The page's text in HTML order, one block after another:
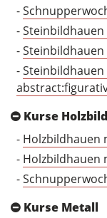
-
-
-
-
Kurse
- Holzbildhauen
- Holzbildhauen
-
Kurse Metall